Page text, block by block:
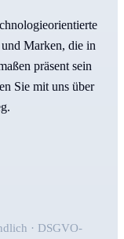
Marken, die in
präsent sein
Sie mit uns über
· DSGVO-